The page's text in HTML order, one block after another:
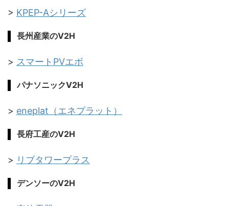
> KPEP-Aシリーズ
長州産業のV2H
> スマートPVエボ
パナソニックV2H
> eneplat（エネプラット）
長府工産のV2H
> リブタワープラス
デンソーのV2H